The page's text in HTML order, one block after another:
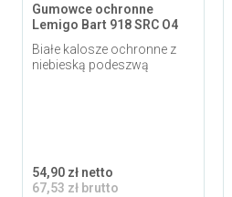
Gumowce ochronne
Lemigo Bart 918 SRC O4
Białe kalosze ochronne z
niebieską podeszwą
54,90 zł netto
67,53 zł brutto